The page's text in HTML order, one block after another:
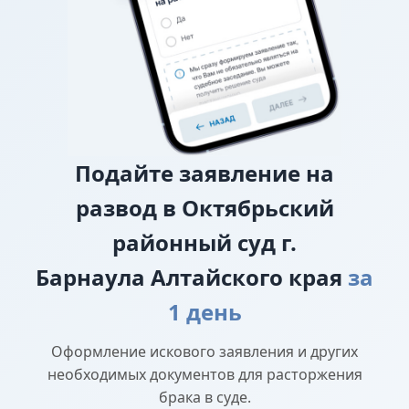
Подайте заявление на
развод в Октябрьский
районный суд г.
Барнаула Алтайского края за
1 день
Оформление искового заявления и других
необходимых документов для расторжения
брака в суде.